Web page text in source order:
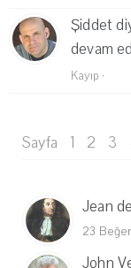
Şiddet
devam
Kayıp ·
Sayfa
1 2 3
Jean
23
John